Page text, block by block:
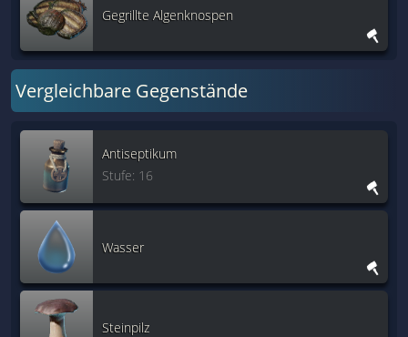
Gegrillte Algenknospen
Vergleichbare Gegenstände
Antiseptikum
Stufe: 16
Wasser
Steinpilz